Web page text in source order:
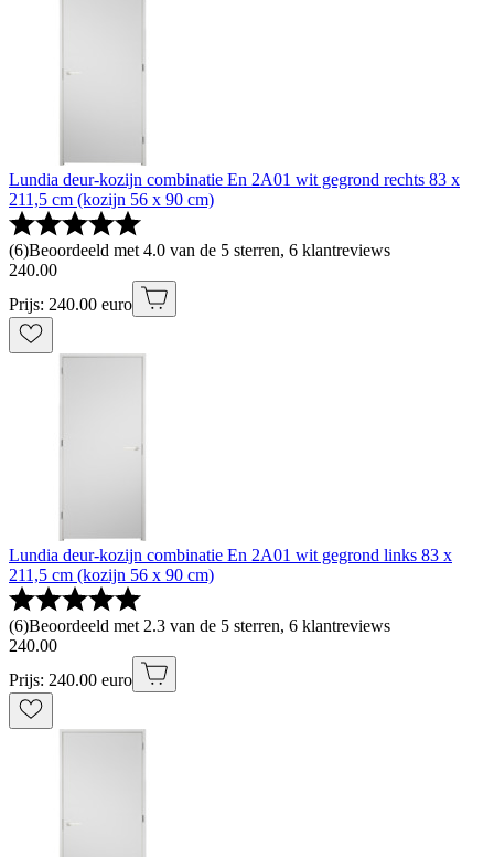
Lundia deur-kozijn combinatie En 2A01 wit gegrond rechts 83 x
211,5 cm (kozijn 56 x 90 cm)
(6)Beoordeeld met 4.0 van de 5 sterren, 6 klantreviews
240.00
Prijs: 240.00 euro
Lundia deur-kozijn combinatie En 2A01 wit gegrond links 83 x
211,5 cm (kozijn 56 x 90 cm)
(6)Beoordeeld met 2.3 van de 5 sterren, 6 klantreviews
240.00
Prijs: 240.00 euro